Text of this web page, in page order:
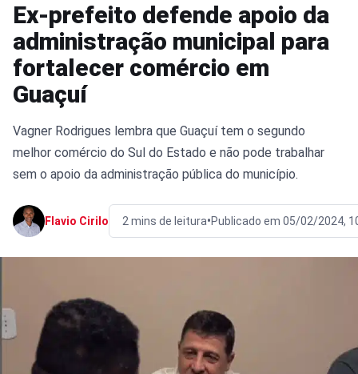
Ex-prefeito defende apoio da
administração municipal para
fortalecer comércio em
Guaçuí
Vagner Rodrigues lembra que Guaçuí tem o segundo
melhor comércio do Sul do Estado e não pode trabalhar
sem o apoio da administração pública do município.
Flavio Cirilo 2 mins de leitura•Publicado em 05/02/2024,